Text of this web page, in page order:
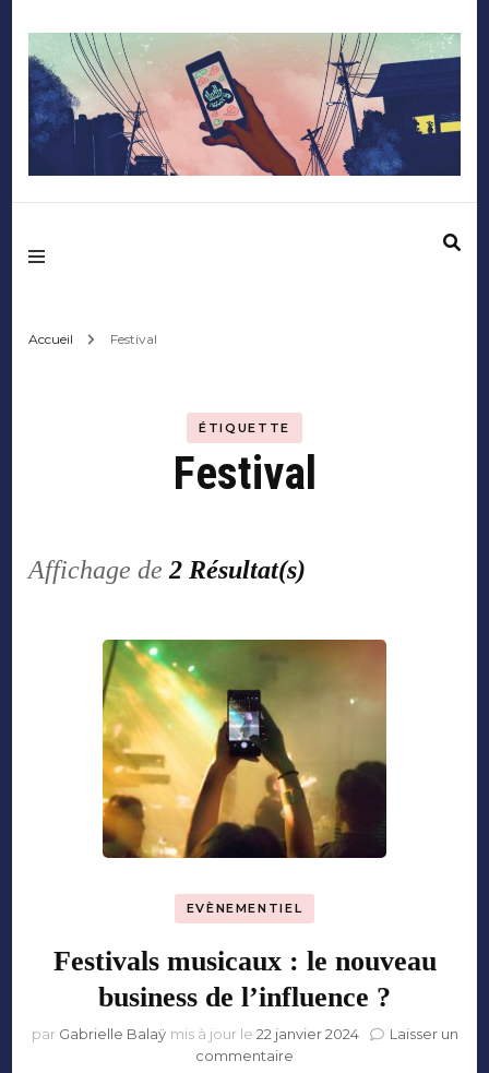
Mediafactory – Le
d'Audencia
Accueil Festival
ÉTIQUETTE
Festival
Affichage de2 Résultat(s)
EVÈNEMENTIEL
Festivals musicaux : le nouveau
business de l’influence ?
par Gabrielle Balaÿ mis à jour le 22 janvier 2024
Laisser un
commentaire